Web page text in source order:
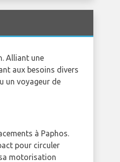
Alliant une
aux besoins divers
un voyageur de
à Paphos.
pour circuler
motorisation